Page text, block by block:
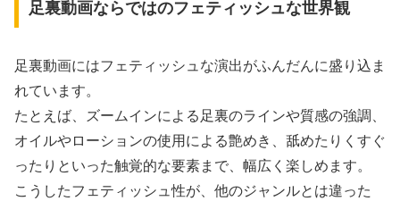
足裏動画ならではのフェティッシュな世界観
足裏動画にはフェティッシュな演出がふんだんに盛り込ま
れています。
たとえば、ズームインによる足裏のラインや質感の強調、
オイルやローションの使用による艶めき、舐めたりくすぐ
ったりといった触覚的な要素まで、幅広く楽しめます。
こうしたフェティッシュ性が、他のジャンルとは違った